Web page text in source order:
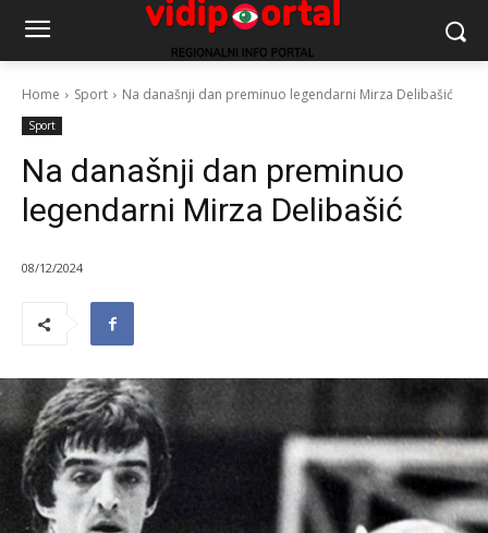
Home Sport Na današnji dan preminuo legendarni Mirza Delibašić
Sport
Na današnji dan preminuo
legendarni Mirza Delibašić
08/12/2024